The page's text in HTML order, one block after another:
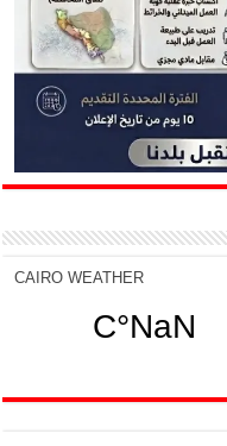
CAIRO WEATHER